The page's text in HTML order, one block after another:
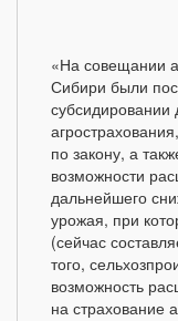
«На совещании
Сибири были
субсидировании
по закону, а
возможности
дальнейшего
урожая, при
(сейчас
того,
возможность
на страхование